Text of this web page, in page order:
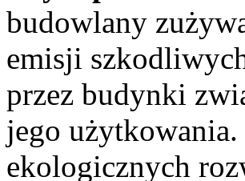
budowlany
emisji
przez budynki
jego
ekologicznych